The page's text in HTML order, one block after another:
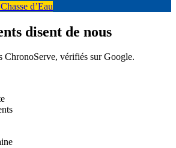
d’Eau
disent de nous
ChronoServe, vérifiés sur Google.